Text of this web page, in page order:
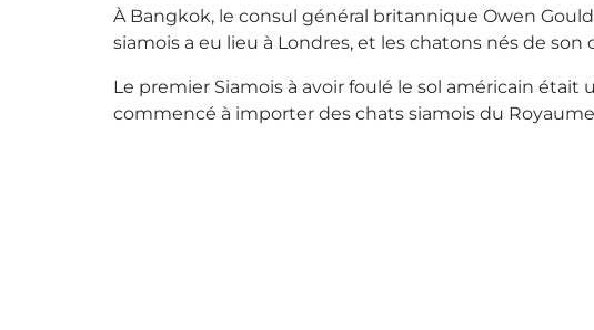
À Bangkok, le consul général britannique Owen
siamois a eu lieu à Londres, et les chatons nés de
Le premier Siamois à avoir foulé le sol américain
commencé à importer des chats siamois du